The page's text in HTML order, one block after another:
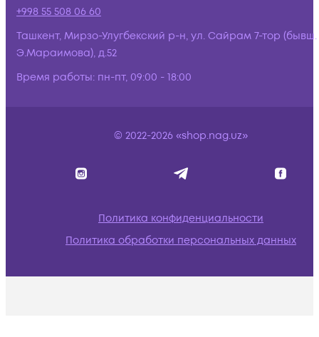
+998 55 508 06 60
Ташкент, Мирзо-Улугбекский р-н, ул. Сайрам 7-тор (бывш.
Э.Мараимова), д.52
Время работы: пн-пт, 09:00 - 18:00
© 2022-2026 «shop.nag.uz»
Политика конфиденциальности
Политика обработки персональных данных